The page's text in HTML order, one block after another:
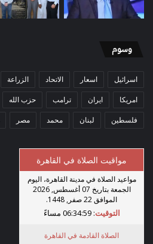
وسوم
اسرائيل اسعار الاتحاد الزراعة
امريكا ايران ترامب حزب الله
فلسطين لبنان محمد مصر